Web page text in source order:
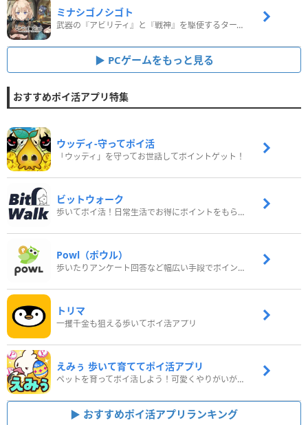
ミナシゴノシゴト
武器の『アビリティ』と『戦神』を駆使するターン制コマンドバトルRPG！
PCゲームをもっと見る
おすすめポイ活アプリ特集
ウッディ‐守ってポイ活
「ウッディ」を守ってお世話してポイントゲット！
ビットウォーク
歩いてポイ活！日常生活でお得にポイントをもらおう
Powl（ポウル）
歩いたりアンケート回答など幅広い手段でポイントをゲット
トリマ
一攫千金も狙える歩いてポイ活アプリ
えみぅ 歩いて育ててポイ活アプリ
ペットを育ってポイ活しよう！可愛くやりがいがある新感覚アプリ
おすすめポイ活アプリランキング